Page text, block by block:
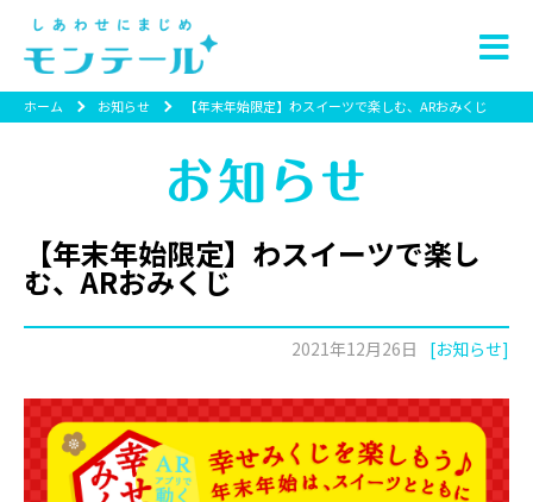
ホーム お知らせ 【年末年始限定】わスイーツで楽しむ、ARおみくじ
【年末年始限定】わスイーツで楽し
む、ARおみくじ
2021年12月26日 [お知らせ]